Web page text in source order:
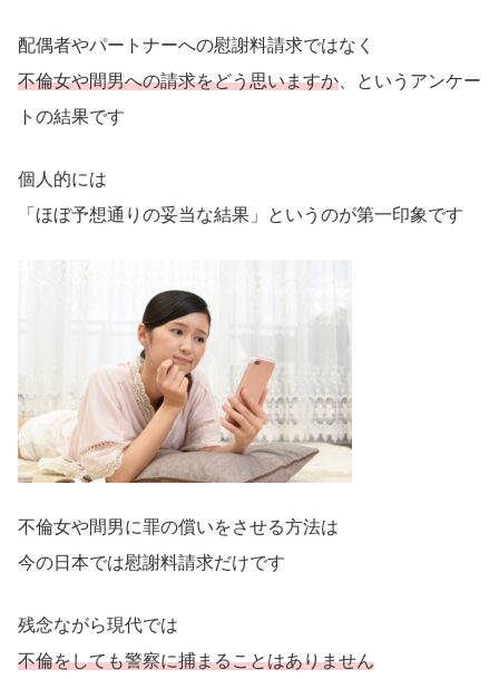
配偶者やパートナーへの慰謝料請求ではなく
不倫女や間男への請求をどう思いますか 、というアンケー
トの結果です
個人的には
「ほぼ予想通りの妥当な結果」というのが第一印象です
不倫女や間男に罪の償いをさせる方法は
今の日本では慰謝料請求だけです
残念ながら現代では
不倫をしても警察に捕まることはありません